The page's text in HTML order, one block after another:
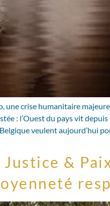
une crise humanitaire
: l’Ouest du pays vit
veulent aujourd’hui
&